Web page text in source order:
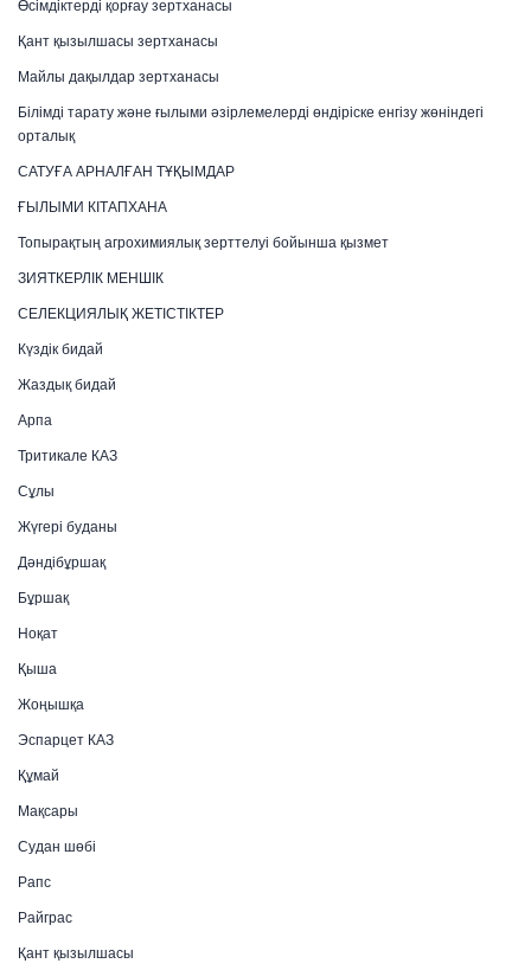
Өсімдіктерді қорғау зертханасы
Қант қызылшасы зертханасы
Майлы дақылдар зертханасы
Білімді тарату және ғылыми әзірлемелерді өндіріске енгізу жөніндегі
орталық
САТУҒА АРНАЛҒАН ТҰҚЫМДАР
ҒЫЛЫМИ КІТАПХАНА
Топырақтың агрохимиялық зерттелуі бойынша қызмет
ЗИЯТКЕРЛІК МЕНШІК
СЕЛЕКЦИЯЛЫҚ ЖЕТІСТІКТЕР
Күздік бидай
Жаздық бидай
Арпа
Тритикале КАЗ
Сұлы
Жүгері буданы
Дәндібұршақ
Бұршақ
Ноқат
Қыша
Жоңышқа
Эспарцет КАЗ
Құмай
Мақсары
Судан шөбі
Рапс
Райграс
Қант қызылшасы